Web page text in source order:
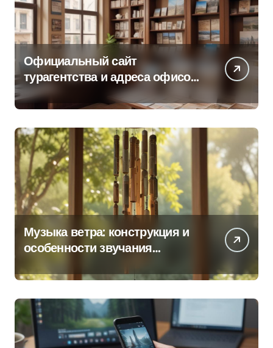
Официальный сайт
турагентства и адреса офисов
продаж по регионам
Музыка ветра: конструкция и
особенности звучания